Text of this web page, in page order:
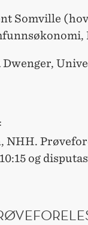
Somville
Dwenger,
NHH.
og